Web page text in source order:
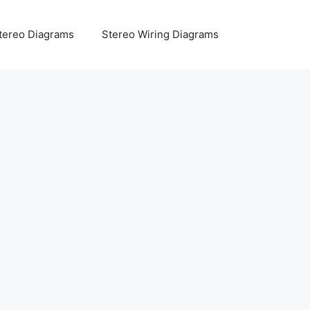
Diagrams Stereo Wiring Diagrams